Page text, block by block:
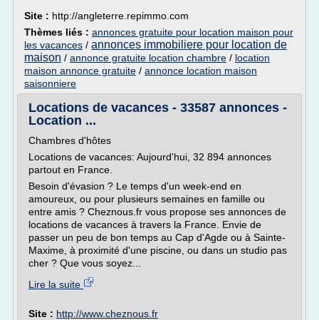
Site : http://angleterre.repimmo.com
Thèmes liés : annonces gratuite pour location maison pour
les vacances / annonces immobiliere pour location de
maison / annonce gratuite location chambre / location
maison annonce gratuite / annonce location maison
saisonniere
Locations de vacances - 33587 annonces -
Location ...
Chambres d'hôtes
Locations de vacances: Aujourd'hui, 32 894 annonces
partout en France.
Besoin d'évasion ? Le temps d'un week-end en
amoureux, ou pour plusieurs semaines en famille ou
entre amis ? Cheznous.fr vous propose ses annonces de
locations de vacances à travers la France. Envie de
passer un peu de bon temps au Cap d'Agde ou à Sainte-
Maxime, à proximité d'une piscine, ou dans un studio pas
cher ? Que vous soyez...
Lire la suite
Site : http://www.cheznous.fr